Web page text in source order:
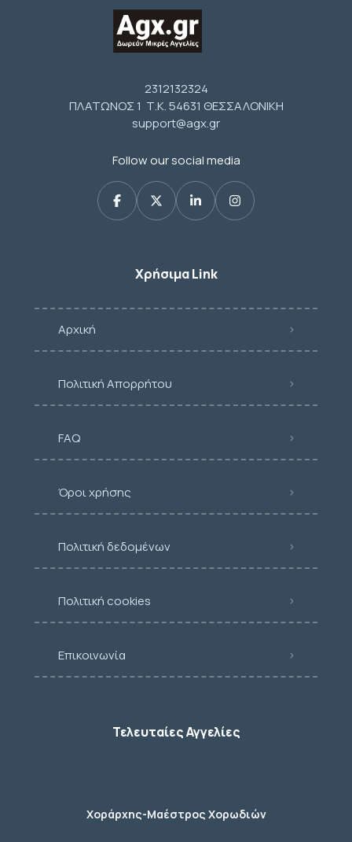
2312132324
ΠΛΑΤΩΝΟΣ 1 Τ.Κ. 54631 ΘΕΣΣΑΛΟΝΙΚΗ
support@agx.gr
Follow our social media
Χρήσιμα Link
Αρχική
Πολιτική Απορρήτου
FAQ
Όροι χρήσης
Πολιτική δεδομένων
Πολιτική cookies
Επικοινωνία
Τελευταίες Αγγελίες
Χοράρχης-Μαέστρος Χορωδιών